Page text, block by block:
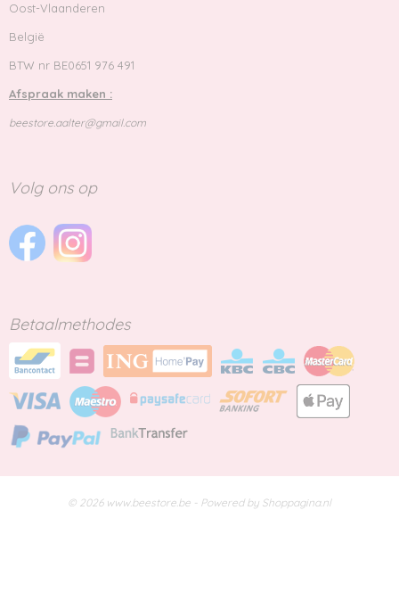
Oost-Vlaanderen
België
BTW nr BE0651 976 491
Afspraak maken :
beestore.aalter@gmail.com
Volg ons op
Betaalmethodes
© 2026 www.beestore.be - Powered by Shoppagina.nl